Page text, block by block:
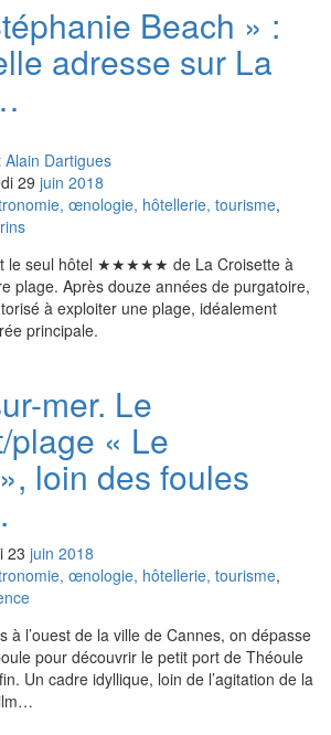
Beach » :
adresse sur La
Alain Dartigues
29 juin 2018
œnologie, hôtellerie, tourisme,
le seul hôtel ★★★★★ de La Croisette à
plage. Après douze années de purgatoire,
à exploiter une plage, idéalement
principale.
mer. Le
plage « Le
loin des foules
23 juin 2018
œnologie, hôtellerie, tourisme,
à l’ouest de la ville de Cannes, on dépasse
pour découvrir le petit port de Théoule
Un cadre idyllique, loin de l’agitation de la